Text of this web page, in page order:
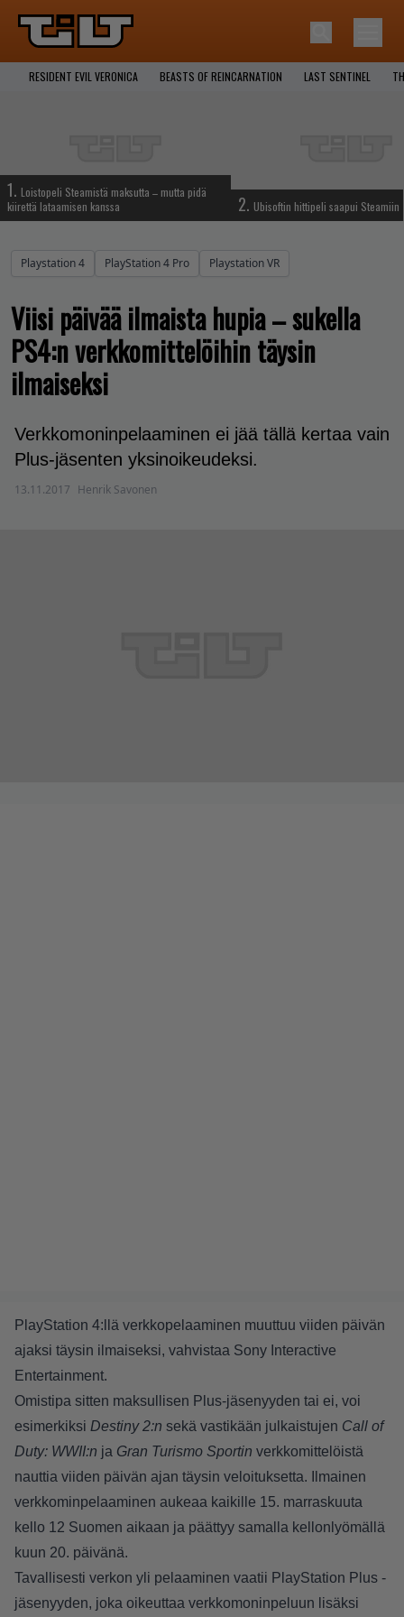
RESIDENT EVIL VERONICA BEASTS OF REINCARNATION LAST SENTINEL
1. Loistopeli Steamistä maksutta – mutta pidä
kiirettä lataamisen kanssa
2. Ubisoftin hittipeli saapui Steamiin
Playstation 4 PlayStation 4 Pro Playstation VR
Viisi päivää ilmaista hupia – sukella
PS4:n verkkomittelöihin täysin
ilmaiseksi
Verkkomoninpelaaminen ei jää tällä kertaa vain
Plus-jäsenten yksinoikeudeksi.
13.11.2017 Henrik Savonen
PlayStation 4:llä verkkopelaaminen muuttuu viiden päivän
ajaksi täysin ilmaiseksi, vahvistaa Sony Interactive
Entertainment.
Omistipa sitten maksullisen Plus-jäsenyyden tai ei, voi
esimerkiksi Destiny 2:n sekä vastikään julkaistujen Call of
Duty: WWII:n ja Gran Turismo Sportin verkkomittelöistä
nauttia viiden päivän ajan täysin veloituksetta. Ilmainen
verkkominpelaaminen aukeaa kaikille 15. marraskuuta
kello 12 Suomen aikaan ja päättyy samalla kellonlyömällä
kuun 20. päivänä.
Tavallisesti verkon yli pelaaminen vaatii PlayStation Plus -
jäsenyyden, joka oikeuttaa verkkomoninpeluun lisäksi